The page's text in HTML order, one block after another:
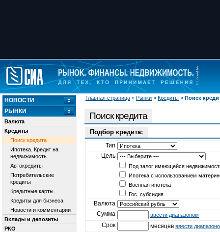
Главная страница » Рынки » Кредиты » Поиск
НОВОСТИ
РЫНКИ
Валюта
Кредиты
Поиск кредита
Ипотека. Кредит на
недвижимость
Автокредиты
Потребительские
кредиты
Кредитные карты
Кредиты для бизнеса
Новости и комментарии
Вклады и депозиты
РКО
Поиск кредита
Подбор кредита:
Тип
Цель
Под залог имеющейся
Ипотека с использованием
Военная ипотека
Гос. субсидия
Валюта
Сумма
ввести диапазоном
Срок месяцев ввести